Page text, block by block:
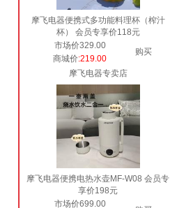
摩飞电器便携式多功能料理杯（榨汁
杯） 会员专享价118元
市场价329.00
购买
商城价:219.00
摩飞电器专卖店
摩飞电器便携电热水壶MF-W08 会员专
享价198元
市场价699.00